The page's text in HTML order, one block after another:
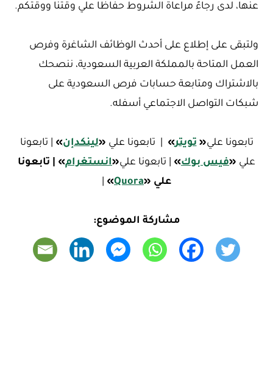
عنها، لدى رجاءً مراعاة الشروط حفاظا علي وقتنا ووقتكم.
ولتبقى على إطلاع على أحدث الوظائف الشاغرة وفرص
العمل المتاحة بالمملكة العربية السعودية، ننصحك
بالاشتراك ومتابعة حسابات فرص السعودية على
شبكات التواصل الاجتماعي أسفله.
تابعونا علي« تويتر» | تابعونا علي «لينكدإن» | تابعونا
علي «فيس بوك» | تابعونا علي«انستغرام»
| تابعونا
علي «
Quora
»
مشاركة الموضوع: